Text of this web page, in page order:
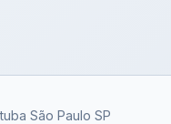
São Paulo SP